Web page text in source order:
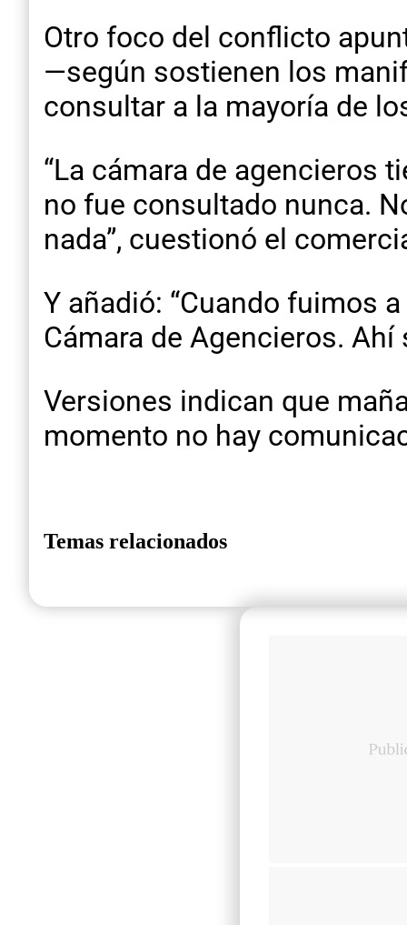
Otro foco del conflicto
—según sostienen los
consultar a la mayoría de
“La cámara de agencieros
no fue consultado nunca.
nada”, cuestionó el
Y añadió: “Cuando fuimos
Cámara de Agencieros.
Versiones indican que
momento no hay
Temas relacionados